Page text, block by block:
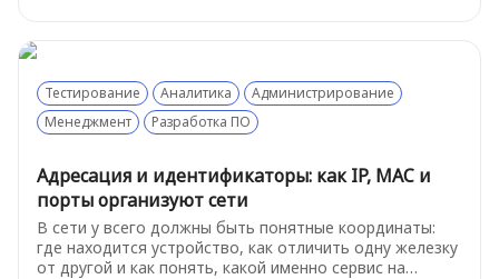
Тестирование Аналитика
Администрирование
Менеджмент
Разработка ПО
Адресация и идентификаторы: как IP, MAC и
порты организуют сети
В сети у всего должны быть понятные координаты:
где находится устройство, как отличить одну железку
от другой и как понять, какой именно сервис на